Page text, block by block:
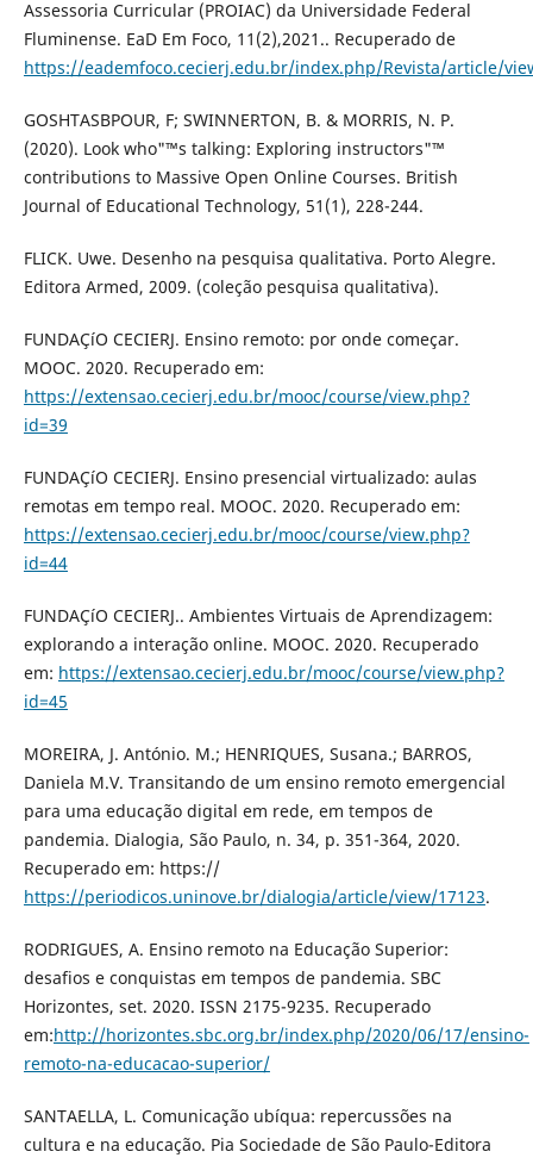
Assessoria Curricular (PROIAC) da Universidade Federal
Fluminense. EaD Em Foco, 11(2),2021.. Recuperado de
https://eademfoco.cecierj.edu.br/index.php/Revista/article/
GOSHTASBPOUR, F; SWINNERTON, B. & MORRIS, N. P.
(2020). Look who"™s talking: Exploring instructors"™
contributions to Massive Open Online Courses. British
Journal of Educational Technology, 51(1), 228-244.
FLICK. Uwe. Desenho na pesquisa qualitativa. Porto Alegre.
Editora Armed, 2009. (coleção pesquisa qualitativa).
FUNDAÇíO CECIERJ. Ensino remoto: por onde começar.
MOOC. 2020. Recuperado em:
https://extensao.cecierj.edu.br/mooc/course/view.php?
id=39
FUNDAÇíO CECIERJ. Ensino presencial virtualizado: aulas
remotas em tempo real. MOOC. 2020. Recuperado em:
https://extensao.cecierj.edu.br/mooc/course/view.php?
id=44
FUNDAÇíO CECIERJ.. Ambientes Virtuais de Aprendizagem:
explorando a interação online. MOOC. 2020. Recuperado
em: https://extensao.cecierj.edu.br/mooc/course/view.php?
id=45
MOREIRA, J. António. M.; HENRIQUES, Susana.; BARROS,
Daniela M.V. Transitando de um ensino remoto emergencial
para uma educação digital em rede, em tempos de
pandemia. Dialogia, São Paulo, n. 34, p. 351-364, 2020.
Recuperado em: https://
https://periodicos.uninove.br/dialogia/article/view/17123.
RODRIGUES, A. Ensino remoto na Educação Superior:
desafios e conquistas em tempos de pandemia. SBC
Horizontes, set. 2020. ISSN 2175-9235. Recuperado
em:http://horizontes.sbc.org.br/index.php/2020/06/17/ensino-
remoto-na-educacao-superior/
SANTAELLA, L. Comunicação ubí­qua: repercussões na
cultura e na educação. Pia Sociedade de São Paulo-Editora